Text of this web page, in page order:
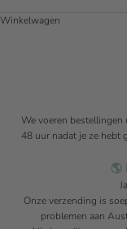
Winkelwagen
We voeren
48 uur nadat je ze hebt
🌎
Onze verzending is
problemen aan